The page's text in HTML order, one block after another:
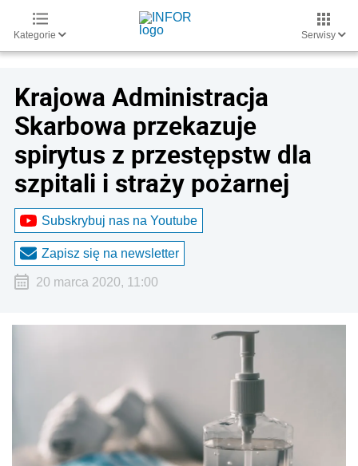
Kategorie Serwisy
Krajowa Administracja
Skarbowa przekazuje
spirytus z przestępstw dla
szpitali i straży pożarnej
Subskrybuj nas na Youtube
Zapisz się na newsletter
20 marca 2020, 11:00